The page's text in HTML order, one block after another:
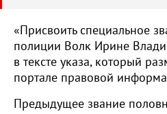
«Присвоить специальное
полиции Волк Ирине
в тексте указа, который
портале правовой
Предыдущее звание